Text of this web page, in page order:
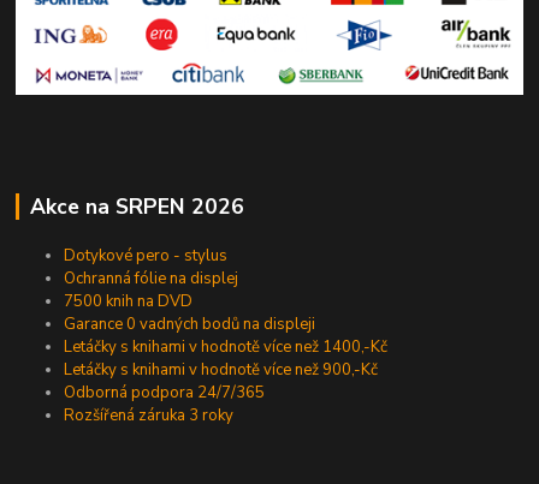
Akce na SRPEN 2026
Dotykové pero - stylus
Ochranná fólie na displej
7500 knih na DVD
Garance 0 vadných bodů na displeji
Letáčky s knihami v hodnotě více než 1400,-Kč
Letáčky s knihami v hodnotě více než 900,-Kč
Odborná podpora 24/7/365
Rozšířená záruka 3 roky